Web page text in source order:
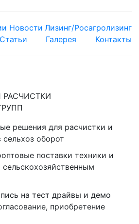
Новости Лизинг/Росагролизинг
Статьи Галерея Контакты
решения для расчистки и
сельхоз оборот
поставки техники и
на тест драйвы и демо
приобретение